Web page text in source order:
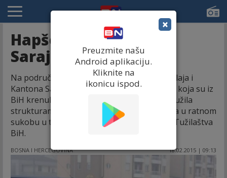
Hapšenje selefija u
Sarajevu
Na području Unsko-sanskog kantona, Maglaja i
Kantona Sarajevo slobode je lišeno šest lica koja su iz
BiH krenula u pravcu Sirije, kako bi se pridružila
strukturama "Islamske države" i učestvovala u ratnom
sukobu u toj zemlji - saopšteno je danas iz Tužilaštva
BiH.
BOSNA I HERCEGOVINA 18.02.2015 | 09:13
×
Preuzmite našu
Android aplikaciju.
Kliknite na
ikonicu ispod.